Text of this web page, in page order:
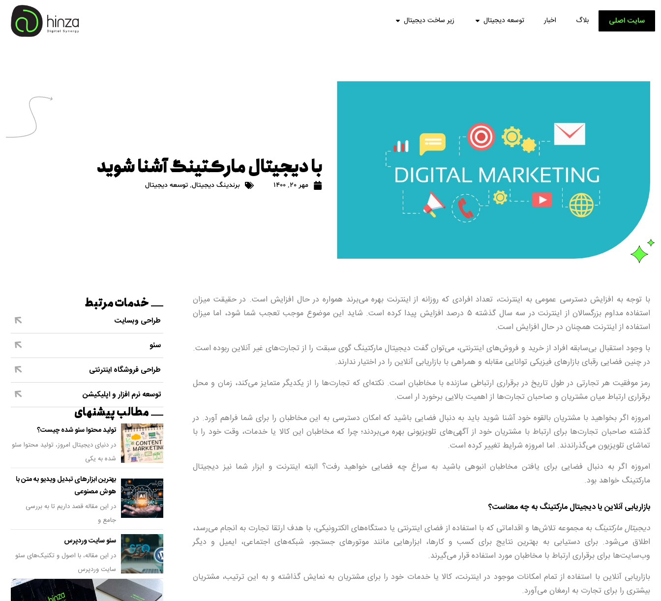
سایت اصلی بلاگ اخبار توسعه دیجیتال زیر ساخت دیجیتال
با دیجیتال مارکتینگ آشنا شوید
مهر 20, 1400 برندینگ دیجیتال,توسعه دیجیتال
با توجه به افزایش دسترسی عمومی به اینترنت، تعداد افرادی که روزانه از اینترنت بهره می‌برند همواره در حال افزایش است. در حقیقت میزان
استفاده مداوم بزرگسالان از اینترنت در سه سال گذشته ۵ درصد افزایش پیدا کرده است. شاید این موضوع موجب تعجب شما شود، اما میزان
استفاده از اینترنت همچنان در حال افزایش است.
با وجود استقبال بی‌سابقه افراد از خرید و فروش‌های اینترنتی، می‌توان گفت دیجیتال مارکتینگ گوی سبقت را از تجارت‌های غیر آنلاین ربوده است.
در چنین فضایی رقبای بازارهای فیزیکی توانایی مقابله و همراهی با بازاریابی آنلاین را در اختیار ندارند.
رمز موفقیت هر تجارتی در طول تاریخ در برقراری ارتباطی سازنده با مخاطبان است. نکته‌ای که تجارت‌ها را از یکدیگر متمایز می‌کند، زمان و محل
برقراری ارتباط میان مشتریان و صاحبان تجارت‌ها از اهمیت بالایی برخورد ار است.
امروزه اگر بخواهید با مشتریان بالقوه خود آشنا شوید باید به دنبال فضایی باشید که امکان دسترسی به این مخاطبان را برای شما فراهم آورد. در
گذشته صاحبان تجارت‌ها برای ارتباط با مشتریان خود از آگهی‌های تلویزیونی بهره می‌بردند؛ چرا که مخاطبان این کالا یا خدمات، وقت خود را با
تماشای تلویزیون می‌گذراندند. اما امروزه شرایط تغییر کرده است.
امروزه اگر به دنبال فضایی برای یافتن مخاطبان انبوهی باشید به سراغ چه فضایی خواهید رفت؟ البته اینترنت و ابزار شما نیز دیجیتال
مارکتینگ خواهد بود.
بازاریابی آنلاین یا دیجیتال مارکتینگ به چه معناست؟
دیجیتال مارکتینگ به مجموعه تلاش‌ها و اقداماتی که با استفاده از فضای اینترنتی یا دستگاه‌های الکترونیکی، با هدف ارتقا تجارت به انجام می‌رسد،
اطلاق می‌شود. برای دستیابی به بهترین نتایج برای کسب و کارها، ابزارهایی مانند موتورهای جستجو، شبکه‌های اجتماعی، ایمیل و دیگر
وب‌سایت‌ها برای برقراری ارتباط با مخاطبان مورد استفاده قرار می‌گیرند.
بازاریابی آنلاین با استفاده از تمام امکانات موجود در اینترنت، کالا یا خدمات خود را برای مشتریان به نمایش گذاشته و به این ترتیب، مشتریان
بیشتری را برای تجارت به ارمغان می‌آورد.
خدمات مرتبط
طراحی وبسایت
سئو
طراحی فروشگاه اینترنتی
توسعه نرم افزار و اپلیکیشن
مطالب پیشنهای
تولید محتوا سئو شده چیست؟
در دنیای دیجیتال امروز، تولید محتوا سئو
شده به یکی
بهترین ابزارهای تبدیل ویدیو به متن با
هوش مصنوعی
در این مقاله قصد داریم تا به بررسی
جامع و
سئو سایت وردپرس
در این مقاله، با اصول و تکنیک‌های سئو
سایت وردپرس